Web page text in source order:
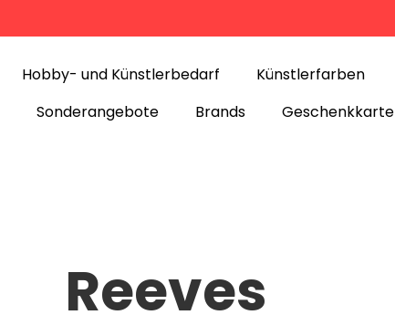
Hobby- und Künstlerbedarf
Künstlerfarben
Sonderangebote Brands Geschenkkarte
Reeves